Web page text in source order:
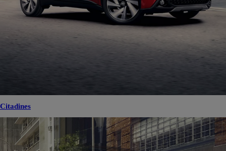
Citadines